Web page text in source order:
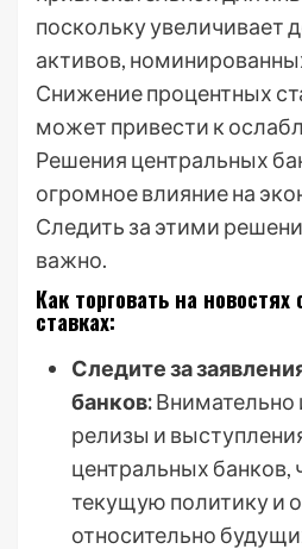
поскольку увеличивает
активов,
Снижение процентных
может привести к
Решения центральных
огромное влияние на
Следить за этими
важно.
Как торговать на
ставках:
Следите за
банков:Внимательно
релизы и
центральных банков,
текущую политику и
относительно